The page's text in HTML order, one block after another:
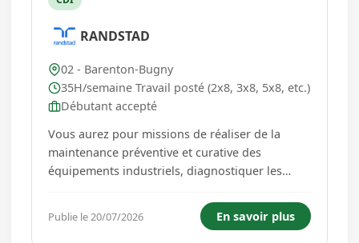
RANDSTAD
02 - Barenton-Bugny
35H/semaine Travail posté (2x8, 3x8, 5x8, etc.)
Débutant accepté
Vous aurez pour missions de réaliser de la
maintenance préventive et curative des
équipements industriels, diagnostiquer les
ou hydrauliques, remplacer ou réparer les
pièces défectueuses, effectuer les réglages et
Publie le 20/07/2026 En savoir plus